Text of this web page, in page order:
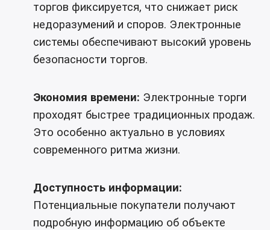
торгов фиксируется, что снижает риск
недоразумений и споров. Электронные
системы обеспечивают высокий уровень
безопасности торгов.
Экономия времени: Электронные торги
проходят быстрее традиционных продаж.
Это особенно актуально в условиях
современного ритма жизни.
Доступность информации:
Потенциальные покупатели получают
подробную информацию об объекте